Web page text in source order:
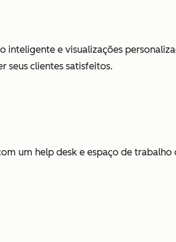
inteligente e visualizações
seus clientes satisfeitos.
um help desk e espaço de trabalho